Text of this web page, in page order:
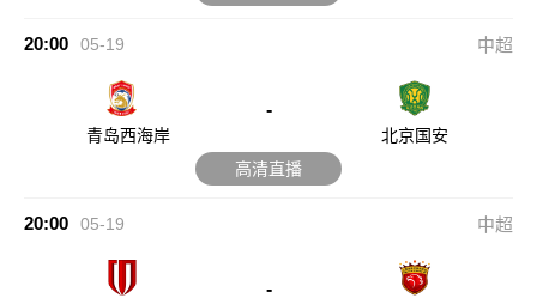
20:00 05-19 中超
青岛西海岸
-
北京国安
高清直播
20:00 05-19 中超
-